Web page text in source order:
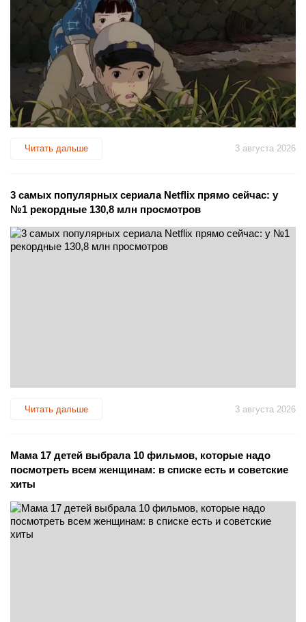
Читать дальше 3 августа 2026
3 самых популярных сериала Netflix прямо сейчас: у
№1 рекордные 130,8 млн просмотров
Читать дальше 3 августа 2026
Мама 17 детей выбрала 10 фильмов, которые надо
посмотреть всем женщинам: в списке есть и советские
хиты